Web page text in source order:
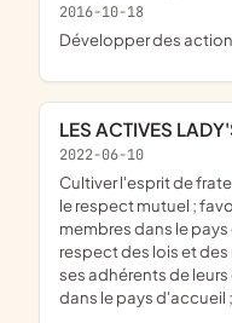
2016-10-18
développer des
LES ACTIVES
2022-06-10
cultiver l'esprit de fraternité, d'amitié et d'entraide dans
le respect mutuel ;
membres dans le
respect des lois et
ses adhérents de
dans le pays